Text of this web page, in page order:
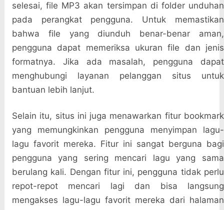
selesai, file MP3 akan tersimpan di folder unduhan
pada perangkat pengguna. Untuk memastikan
bahwa file yang diunduh benar-benar aman,
pengguna dapat memeriksa ukuran file dan jenis
formatnya. Jika ada masalah, pengguna dapat
menghubungi layanan pelanggan situs untuk
bantuan lebih lanjut.
Selain itu, situs ini juga menawarkan fitur bookmark
yang memungkinkan pengguna menyimpan lagu-
lagu favorit mereka. Fitur ini sangat berguna bagi
pengguna yang sering mencari lagu yang sama
berulang kali. Dengan fitur ini, pengguna tidak perlu
repot-repot mencari lagi dan bisa langsung
mengakses lagu-lagu favorit mereka dari halaman